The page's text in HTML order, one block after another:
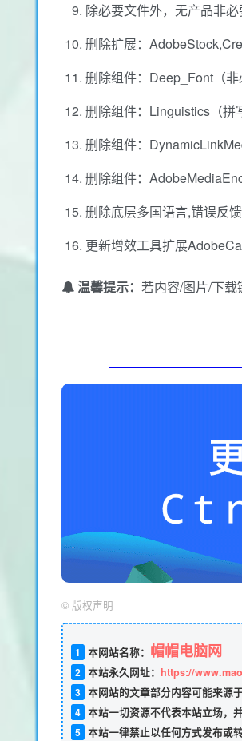
除必要文件外，无产品非
删除扩展：
删除组件：Deep_Font（
删除组件：Linguistics（拼
删除组件：
删除组件：
删除底层多国语言,错误反
更新增效工具扩展
温馨提示： 若内容/图片/下
© 版权声明
1 本网站名称： 帽帽电脑网
2 本站永久网址： https://
3 本网站的文章部分内容可能来源
4 本站一切资源不代表本站立场，
5 本站一律禁止以任何方式发布或